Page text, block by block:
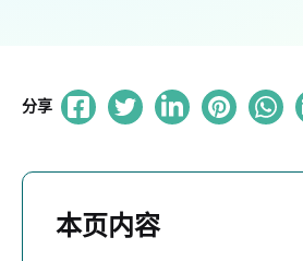
分享
本页内容